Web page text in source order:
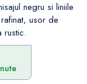
negru si liniile
usor de
rustic.